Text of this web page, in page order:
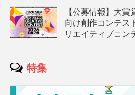
【公募情報】大賞
向け創作コンテス
リエイティブコン
特集